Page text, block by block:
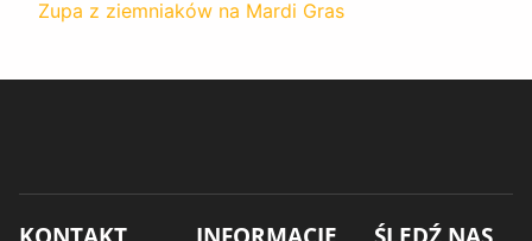
Zupa z ziemniaków na Mardi Gras